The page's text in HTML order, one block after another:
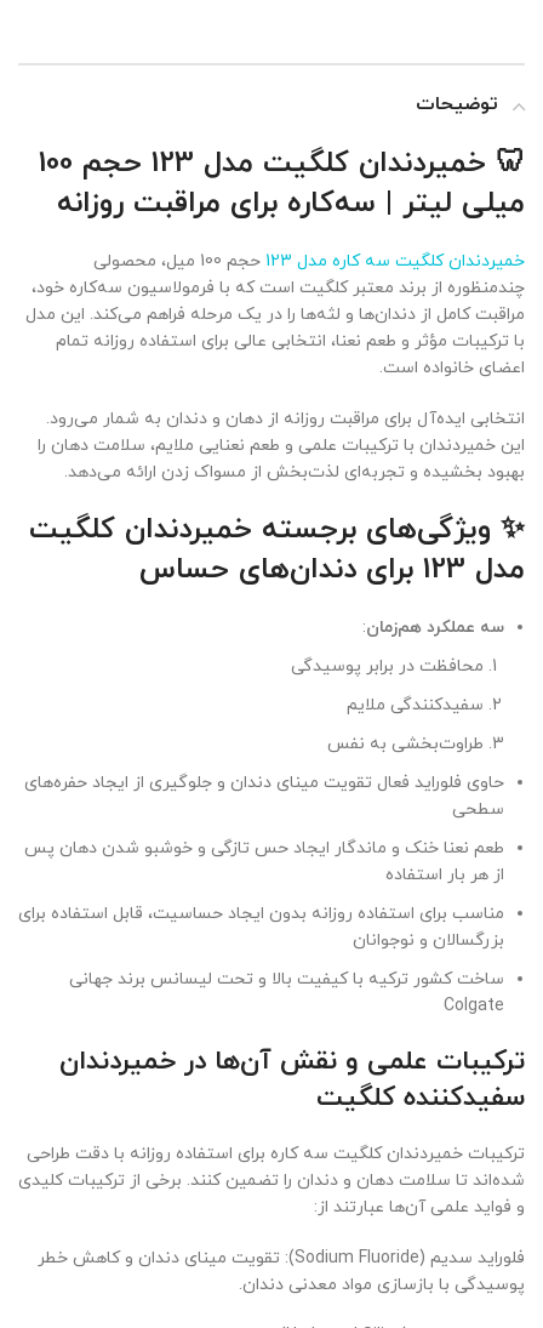
توضیحات
🦷 خمیردندان کلگیت مدل 123 حجم 100
میلی لیتر | سه‌کاره برای مراقبت روزانه
خمیردندان کلگیت سه کاره مدل 123
حجم 100 میل، محصولی
چندمنظوره از برند معتبر کلگیت است که با فرمولاسیون سه‌کاره خود،
مراقبت کامل از دندان‌ها و لثه‌ها را در یک مرحله فراهم می‌کند. این مدل
با ترکیبات مؤثر و طعم نعنا، انتخابی عالی برای استفاده روزانه تمام
اعضای خانواده است.
انتخابی ایده‌آل برای مراقبت روزانه از دهان و دندان به شمار می‌رود.
این خمیردندان با ترکیبات علمی و طعم نعنایی ملایم، سلامت دهان را
بهبود بخشیده و تجربه‌ای لذت‌بخش از مسواک زدن ارائه می‌دهد.
✨ ویژگی‌های برجسته خمیردندان کلگیت
مدل 123 برای دندان‌های حساس
سه عملکرد هم‌زمان:
محافظت در برابر پوسیدگی
سفیدکنندگی ملایم
طراوت‌بخشی به نفس
حاوی فلوراید فعال تقویت مینای دندان و جلوگیری از ایجاد حفره‌های
سطحی
طعم نعنا خنک و ماندگار ایجاد حس تازگی و خوشبو شدن دهان پس
از هر بار استفاده
مناسب برای استفاده روزانه بدون ایجاد حساسیت، قابل استفاده برای
بزرگسالان و نوجوانان
ساخت کشور ترکیه با کیفیت بالا و تحت لیسانس برند جهانی
Colgate
ترکیبات علمی و نقش آن‌ها در خمیردندان
سفیدکننده کلگیت
ترکیبات خمیردندان کلگیت سه کاره برای استفاده روزانه با دقت طراحی
شده‌اند تا سلامت دهان و دندان را تضمین کنند. برخی از ترکیبات کلیدی
و فواید علمی آن‌ها عبارتند از:
فلوراید سدیم (Sodium Fluoride): تقویت مینای دندان و کاهش خطر
پوسیدگی با بازسازی مواد معدنی دندان.